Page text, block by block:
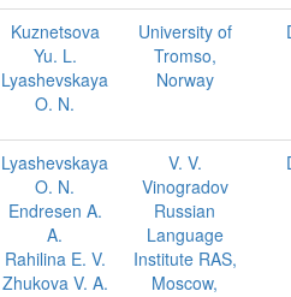
Kuznetsova
Yu. L.
Lyashevskaya
O. N.
University of
Tromso,
Norway
Lyashevskaya
O. N.
Endresen A.
A.
Rahilina E. V.
Zhukova V. A.
V. V.
Vinogradov
Russian
Language
Institute RAS,
Moscow,